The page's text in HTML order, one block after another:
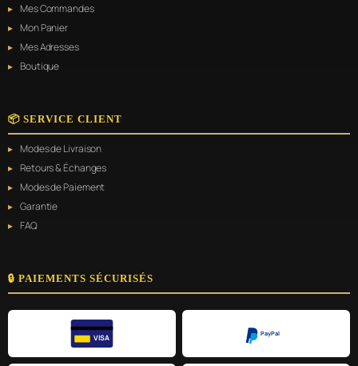
Mes Commandes
Mon Panier
Mes Adresses
Boutique
📦 SERVICE CLIENT
Modes de Livraison
Retours & Échanges
Modes de Paiement
Garantie
FAQ
🔒 PAIEMENTS SÉCURISÉS
VISA
PayPal